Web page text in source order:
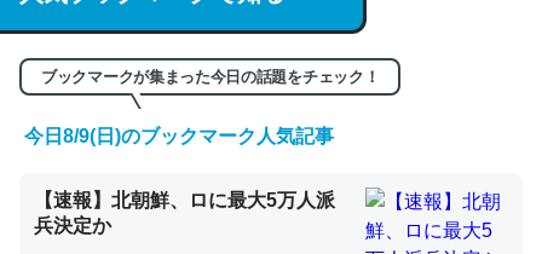
─GPTの仕組みと限界についての考察（１） - conceptualization
くらい。小説でいう「ずっと前の伏線」は回収されないけ
ど、短期記憶というには多い分量。進化すればするほど分
ブックマークが集まった今日の話題をチェック！
今日8/9(日)のブックマーク人気記事
【速報】北朝鮮、ロに最大5万人派
兵決定か